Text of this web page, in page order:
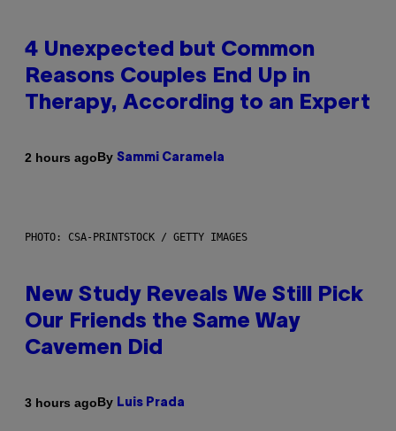
4 Unexpected but Common
Reasons Couples End Up in
Therapy, According to an Expert
2 hours agoBy Sammi Caramela
PHOTO: CSA-PRINTSTOCK / GETTY IMAGES
New Study Reveals We Still Pick
Our Friends the Same Way
Cavemen Did
3 hours agoBy Luis Prada